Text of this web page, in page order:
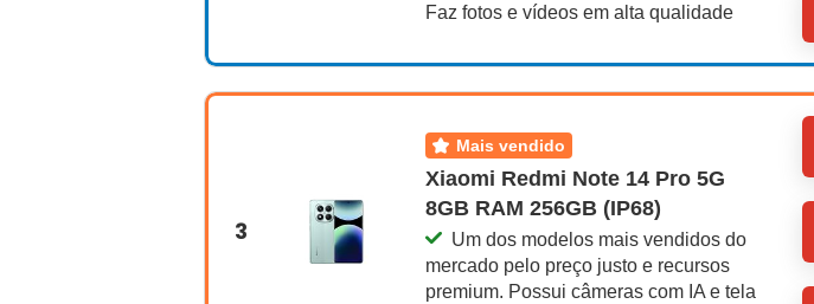
Faz fotos e vídeos em alta qualidade
3
mais vendido
Xiaomi Redmi Note 14 Pro 5G
8GB RAM 256GB (IP68)
Um dos modelos mais vendidos do
mercado pelo preço justo e recursos
premium. Possui câmeras com IA e tela